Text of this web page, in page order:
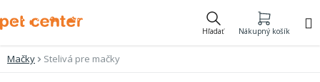
na
Hľadať Nákupný košík
Mačky Stelivá pre mačky